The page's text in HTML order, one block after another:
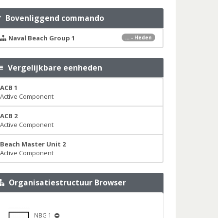
Bovenliggend commando
... - Heden
Naval Beach Group 1
Vergelijkbare eenheden
ACB 1
Active Component
ACB 2
Active Component
Beach Master Unit 2
Active Component
Organisatiestructuur Browser
NBG 1